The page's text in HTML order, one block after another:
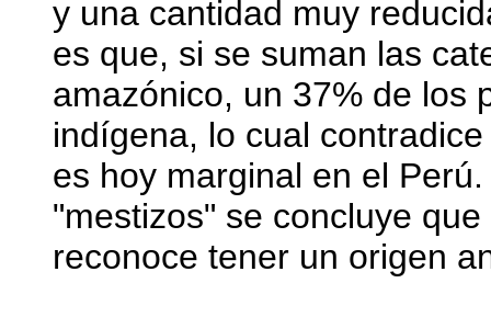
y una cantidad muy
es que, si se suman las
amazónico, un 37% de los
indígena, lo cual
es hoy marginal en el
"mestizos" se concluye
reconoce tener un origen